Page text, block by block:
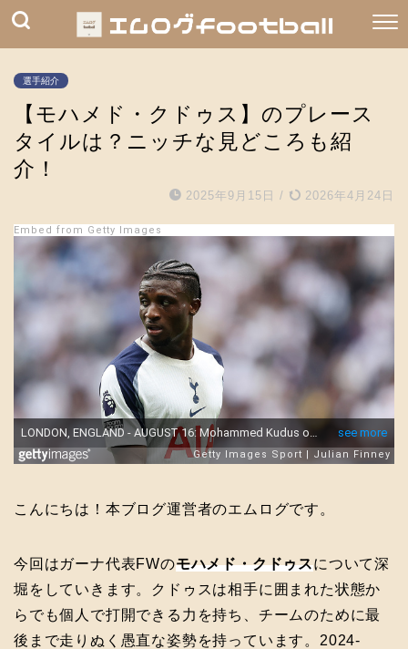
選手紹介
【モハメド・クドゥス】のプレース
タイルは？ニッチな見どころも紹
介！
2025年9月15日 / 2026年4月24日
Embed from Getty Images
こんにちは！本ブログ運営者のエムログです。
今回はガーナ代表FWのモハメド・クドゥスについて深
堀をしていきます。クドゥスは相手に囲まれた状態か
らでも個人で打開できる力を持ち、チームのために最
後まで走りぬく愚直な姿勢を持っています。2024-